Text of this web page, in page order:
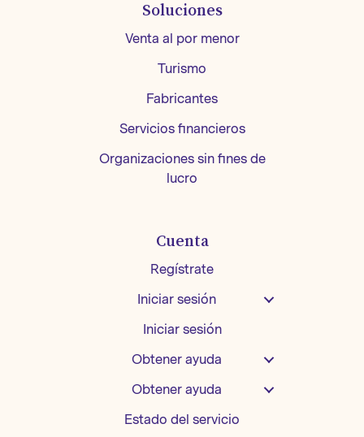
Soluciones
Venta al por menor
Turismo
Fabricantes
Servicios financieros
Organizaciones sin fines de
lucro
Cuenta
Regístrate
Iniciar sesión
Iniciar sesión
Obtener ayuda
Obtener ayuda
Estado del servicio